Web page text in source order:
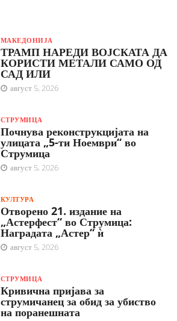
МАКЕДОНИЈА
ТРАМП НАРЕДИ ВОЈСКАТА ДА
КОРИСТИ МЕТАЛИ САМО ОД
САД ИЛИ
август 5, 2026
СТРУМИЦА
Почнува реконструкцијата на
улицата „5-ти Ноември“ во
Струмица
август 5, 2026
КУЛТУРА
Отворено 21. издание на
„Астерфест“ во Струмица:
Наградата „Астер“ ѝ
август 5, 2026
СТРУМИЦА
Кривична пријава за
струмичанец за обид за убиство
на поранешната